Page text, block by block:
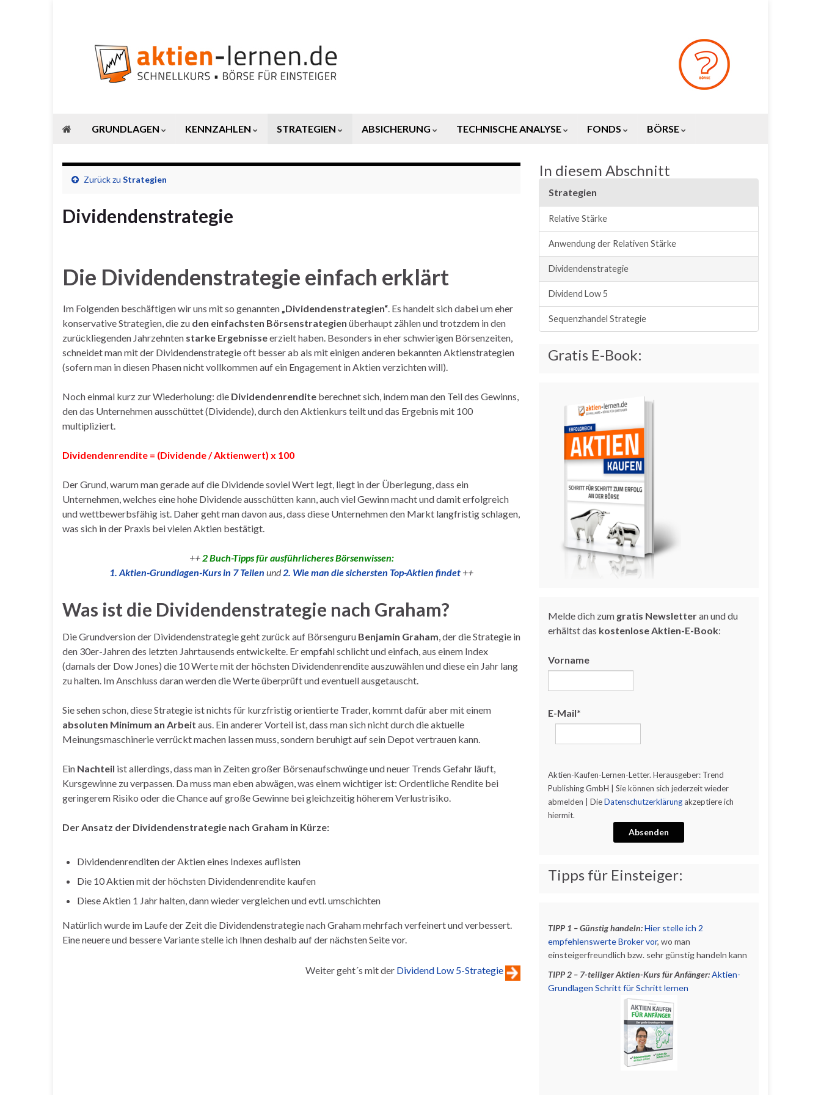
GRUNDLAGEN KENNZAHLEN STRATEGIEN ABSICHERUNG TECHNISCHE ANALYSE FONDS BÖRSE
Zurück zu Strategien
Dividendenstrategie
Die Dividendenstrategie einfach erklärt
Im Folgenden beschäftigen wir uns mit so genannten„Dividendenstrategien“. Es handelt sich dabei um eher
konservative Strategien, die zu den einfachsten Börsenstrategien überhaupt zählen und trotzdem in den
zurückliegenden Jahrzehnten starke Ergebnisseerzielt haben. Besonders in eher schwierigen Börsenzeiten,
schneidet man mit der Dividendenstrategie oft besser ab als mit einigen anderen bekannten Aktienstrategien
(sofern man in diesen Phasen nicht vollkommen auf ein Engagement in Aktien verzichten will).
Noch einmal kurz zur Wiederholung: die Dividendenrendite berechnet sich, indem man den Teil des Gewinns,
den das Unternehmen ausschüttet (Dividende), durch den Aktienkurs teilt und das Ergebnis mit 100
multipliziert.
Dividendenrendite = (Dividende / Aktienwert) x 100
Der Grund, warum man gerade auf die Dividende soviel Wert legt, liegt in der Überlegung, dass ein
Unternehmen, welches eine hohe Dividende ausschütten kann, auch viel Gewinn macht und damit erfolgreich
und wettbewerbsfähig ist. Daher geht man davon aus, dass diese Unternehmen den Markt langfristig schlagen,
was sich in der Praxis bei vielen Aktien bestätigt.
++2 Buch-Tipps für ausführlicheres Börsenwissen:
1. Aktien-Grundlagen-Kurs in 7 Teilen und2. Wie man die sichersten Top-Aktien findet ++
Was ist die Dividendenstrategie nach Graham?
Die Grundversion der Dividendenstrategie geht zurück auf Börsenguru Benjamin Graham, der die Strategie in
den 30er-Jahren des letzten Jahrtausends entwickelte. Er empfahl schlicht und einfach, aus einem Index
(damals der Dow Jones) die 10 Werte mit der höchsten Dividendenrendite auszuwählen und diese ein Jahr lang
zu halten. Im Anschluss daran werden die Werte überprüft und eventuell ausgetauscht.
Sie sehen schon, diese Strategie ist nichts für kurzfristig orientierte Trader, kommt dafür aber mit einem
absoluten Minimum an Arbeit aus. Ein anderer Vorteil ist, dass man sich nicht durch die aktuelle
Meinungsmaschinerie verrückt machen lassen muss, sondern beruhigt auf sein Depot vertrauen kann.
Ein Nachteil ist allerdings, dass man in Zeiten großer Börsenaufschwünge und neuer Trends Gefahr läuft,
Kursgewinne zu verpassen. Da muss man eben abwägen, was einem wichtiger ist: Ordentliche Rendite bei
geringerem Risiko oder die Chance auf große Gewinne bei gleichzeitig höherem Verlustrisiko.
Der Ansatz der Dividendenstrategie nach Graham in Kürze:
Dividendenrenditen der Aktien eines Indexes auflisten
Die 10 Aktien mit der höchsten Dividendenrendite kaufen
Diese Aktien 1 Jahr halten, dann wieder vergleichen und evtl. umschichten
Natürlich wurde im Laufe der Zeit die Dividendenstrategie nach Graham mehrfach verfeinert und verbessert.
Eine neuere und bessere Variante stelle ich Ihnen deshalb auf der nächsten Seite vor.
Weiter geht´s mit der Dividend Low 5-Strategie
In diesem Abschnitt
Strategien
Relative Stärke
Anwendung der Relativen Stärke
Dividendenstrategie
Dividend Low 5
Sequenzhandel Strategie
Gratis E-Book:
Melde dich zum gratis Newsletteran und du
erhältst das kostenlose Aktien-E-Book:
Vorname
E-Mail*
Aktien-Kaufen-Lernen-Letter. Herausgeber: Trend
Publishing GmbH | Sie können sich jederzeit wieder
abmelden | DieDatenschutzerklärung akzeptiere ich
hiermit.
Absenden
Tipps für Einsteiger:
TIPP 1 – Günstig handeln:Hier stelle ich 2
empfehlenswerte Broker vor, wo man
einsteigerfreundlich bzw. sehr günstig handeln kann
TIPP 2 – 7-teiliger Aktien-Kurs für Anfänger:Aktien-
Grundlagen Schritt für Schritt lernen